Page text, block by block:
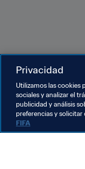
Privacidad
Utilizamos las cookies
sociales y analizar el
publicidad y análisis
preferencias y
FIFA